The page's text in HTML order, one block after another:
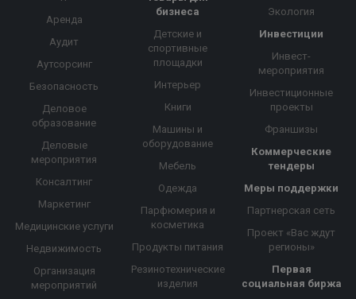
Аренда
Аудит
Аутсорсинг
Безопасность
Деловое
образование
Деловые
мероприятия
Консалтинг
Маркетинг
Медицинские услуги
Недвижимость
Организация
мероприятий
бизнеса
Детские и
спортивные
площадки
Интерьер
Книги
Машины и
оборудование
Мебель
Одежда
Парфюмерия и
косметика
Продукты питания
Резинотехнические
изделия
Экология
Инвестиции
Инвест-
мероприятия
Инвестиционные
проекты
Франшизы
Коммерческие
тендеры
Меры поддержки
Партнерская сеть
Проект «Вас ждут
регионы»
Первая
социальная биржа